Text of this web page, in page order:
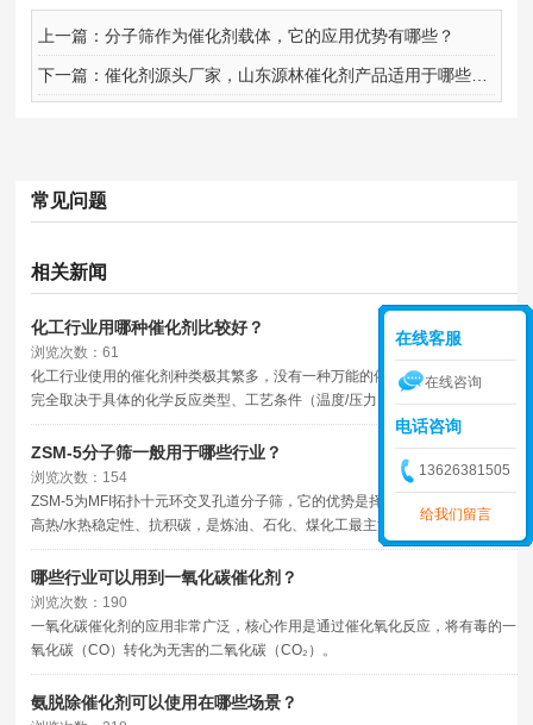
上一篇：分子筛作为催化剂载体，它的应用优势有哪些？
下一篇：催化剂源头厂家，山东源林催化剂产品适用于哪些行业？
常见问题
相关新闻
化工行业用哪种催化剂比较好？
浏览次数：61
化工行业使用的催化剂种类极其繁多，没有一种万能的催化剂。催化剂的选择
完全取决于具体的化学反应类型、工艺条件（温度/压力）、原料性质以及目
标产物。
ZSM-5分子筛一般用于哪些行业？
浏览次数：154
ZSM-5为MFI拓扑十元环交叉孔道分子筛，它的优势是择形催化、酸性可调、
高热/水热稳定性、抗积碳，是炼油、石化、煤化工最主流分子筛之一。
哪些行业可以用到一氧化碳催化剂？
浏览次数：190
一氧化碳催化剂的应用非常广泛，核心作用是通过催化氧化反应，将有毒的一
氧化碳（CO）转化为无害的二氧化碳（CO₂）。
氨脱除催化剂可以使用在哪些场景？
在线客服
在线咨询
电话咨询
13626381505
给我们留言